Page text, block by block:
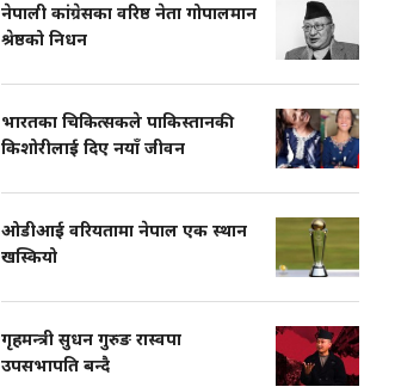
नेपाली कांग्रेसका वरिष्ठ नेता गोपालमान
श्रेष्ठको निधन
भारतका चिकित्सकले पाकिस्तानकी
किशोरीलाई दिए नयाँ जीवन
ओडीआई वरियतामा नेपाल एक स्थान
खस्कियो
गृहमन्त्री सुधन गुरुङ रास्वपा
उपसभापति बन्दै